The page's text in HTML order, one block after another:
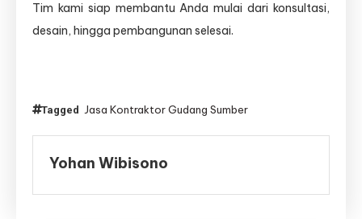
Tim kami siap membantu Anda mulai dari konsultasi,
desain, hingga pembangunan selesai.
Tagged Jasa Kontraktor Gudang Sumber
Yohan Wibisono